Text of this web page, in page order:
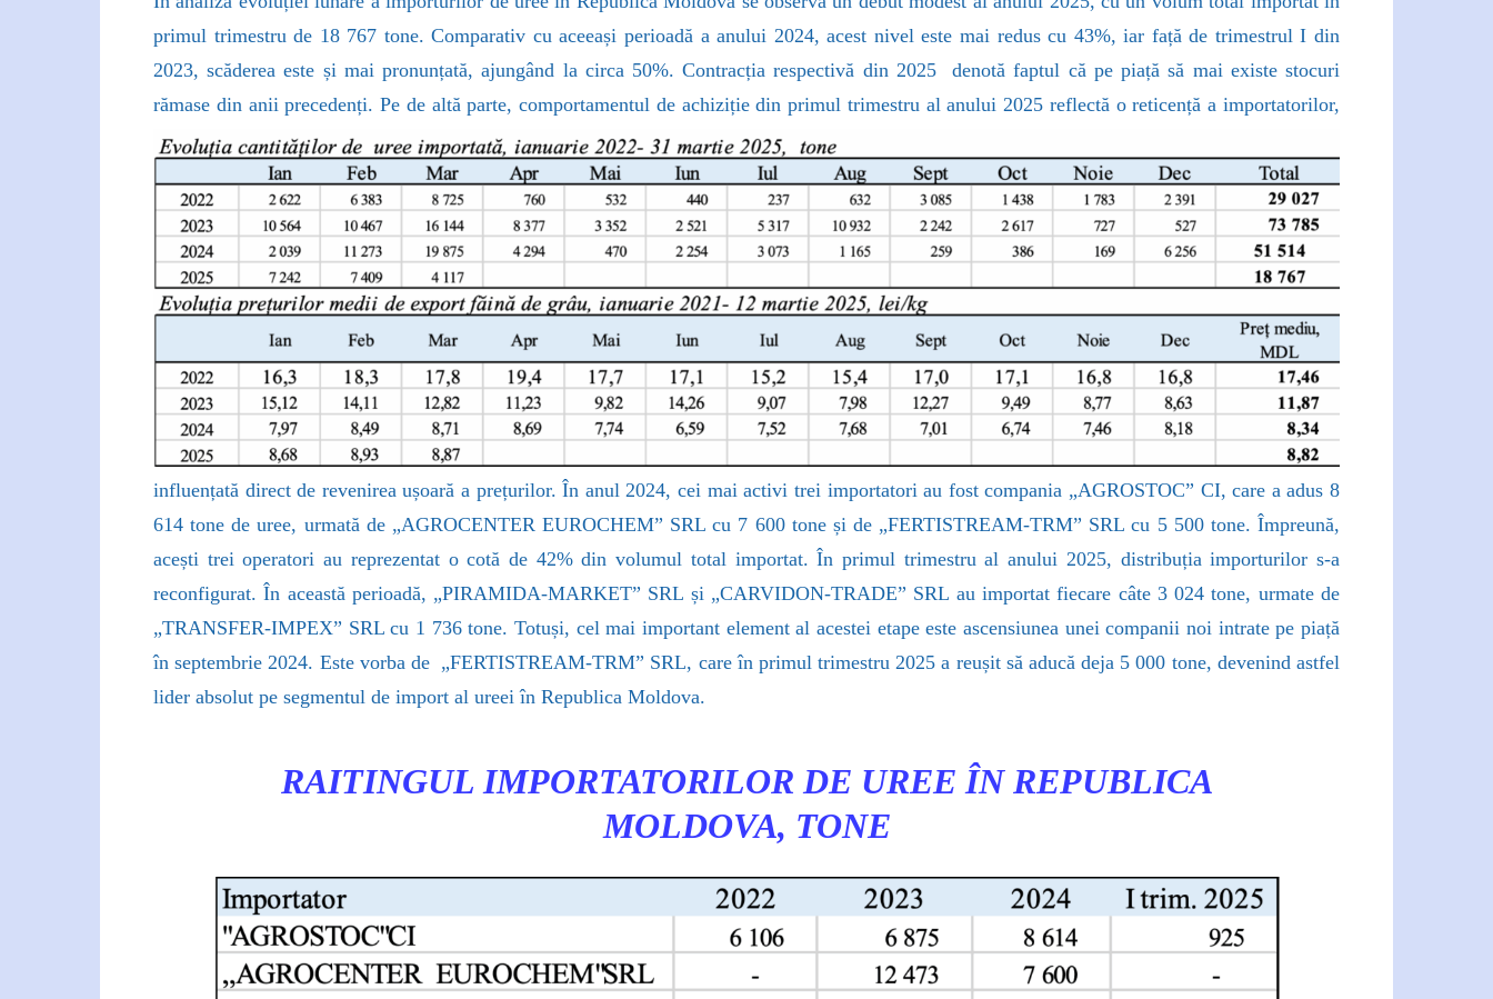
primul trimestru de 18 767 tone. Comparativ cu aceeași perioadă a anului 2024, acest nivel este mai redus cu 43%, iar față de trimestrul I din
2023, scăderea este și mai pronunțată, ajungând la circa 50%. Contracția respectivă din 2025
denotă faptul că pe piață să mai existe stocuri
rămase din anii precedenți.Pe de altă parte, comportamentul de achiziție din primul trimestru al anului 2025 reflectă o reticență a importatorilor,
influențată direct de revenirea ușoară a prețurilor. În anul 2024, cei mai activi trei importatori au fost compania „AGROSTOC” CI, care a adus 8
614 tone de uree, urmată de „AGROCENTER EUROCHEM” SRL cu 7 600 tone și de „FERTISTREAM-TRM” SRL cu 5 500 tone. Împreună,
acești trei operatori au reprezentat o cotă de 42% din volumul total importat. În primul trimestru al anului 2025, distribuția importurilor s-a
reconfigurat. În această perioadă, „PIRAMIDA-MARKET” SRL și „CARVIDON-TRADE” SRL au importat fiecare câte 3 024 tone, urmate de
„TRANSFER-IMPEX” SRL cu 1 736 tone. Totuși, cel mai important element al acestei etape este ascensiunea unei companii noi intrate pe piață
în septembrie 2024. Este vorba de „FERTISTREAM-TRM” SRL, care în primul trimestru 2025 a reușit să aducă deja 5 000 tone, devenind astfel
lider absolut pe segmentul de import al ureei în Republica Moldova.
RAITINGUL IMPORTATORILOR DE UREE ÎN REPUBLICA
MOLDOVA, TONE